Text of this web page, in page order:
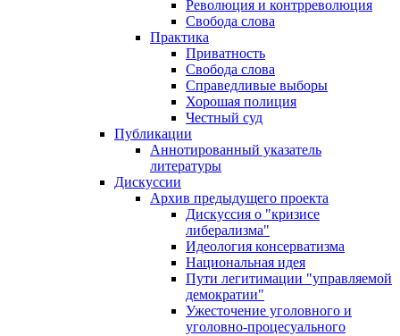
Революция и контрреволюция
Свобода слова
Практика
Приватность
Свобода слова
Справедливые выборы
Хорошая полиция
Честный суд
Публикации
Аннотированный указатель
литературы
Дискуссии
Архив предыдущего проекта
Дискуссия о "кризисе
либерализма"
Идеология консерватизма
Национальная идея
Пути легитимации "управляемой
демократии"
Ужесточение уголовного и
уголовно-процесуального